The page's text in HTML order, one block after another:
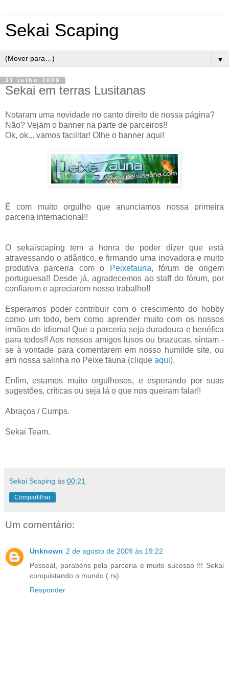
Sekai Scaping
▼
31 julho 2009
Sekai em terras Lusitanas
Notaram uma novidade no canto direito de nossa página?
Não? Vejam o banner na parte de parceiros!!
Ok, ok... vamos facilitar! Olhe o banner aqui!
É com muito orgulho que anunciamos nossa primeira
parceria internacional!!
O sekaiscaping tem a honra de poder dizer que está
atravessando o atlântico, e firmando uma inovadora e muito
produtiva parceria com o
Peixefauna, fórum de origem
portuguesa!! Desde já, agradecemos ao staff do fórum, por
confiarem e apreciarem nosso trabalho!!
Esperamos poder contribuir com o crescimento do hobby
como um todo, bem como aprender muito com os nossos
irmãos de idioma! Que a parceria seja duradoura e benéfica
para todos!! Aos nossos amigos lusos ou brazucas, sintam -
se à vontade para comentarem em nosso humilde site, ou
em nossa salinha no Peixe fauna (clique aqui).
Enfim, estamos muito orgulhosos, e esperando por suas
sugestões, críticas ou seja lá o que nos queiram falar!!
Abraços / Cumps.
Sekai Team.
Sekai Scaping às 00:21
Compartilhar
Um comentário:
Unknown 2 de agosto de 2009 às 19:22
Pessoal, parabéns pela parceria e muito sucesso !!! Sekai
conquistando o mundo (.rs)
Responder